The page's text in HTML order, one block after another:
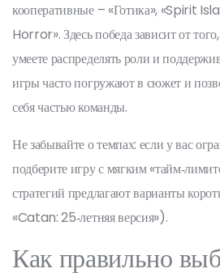
кооперативные – «Готика», «Spirit
Horror». Здесь победа зависит от
умеете распределять роли и
игры часто погружают в сюжет и
себя частью команды.
Не забывайте о темпах: если у вас
подберите игру с мягким
стратегий предлагают варианты
«Catan: 25‑летняя версия»).
Как правильно